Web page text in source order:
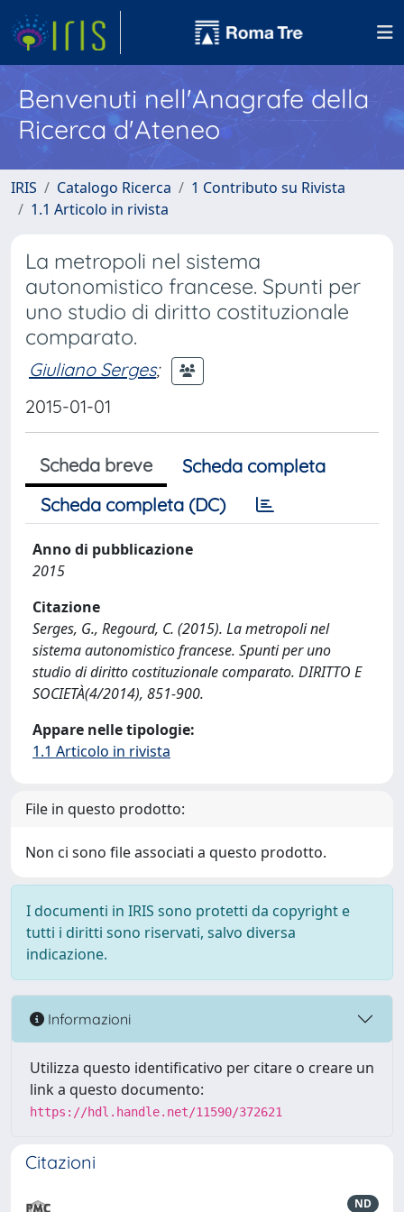
Benvenuti nell'Anagrafe della
Ricerca d'Ateneo
IRIS Catalogo Ricerca
1 Contributo su Rivista
1.1 Articolo in rivista
La metropoli nel sistema
autonomistico francese. Spunti per
uno studio di diritto costituzionale
comparato.
Giuliano Serges;
2015-01-01
Scheda breve
Scheda completa
Scheda completa (DC)
Anno di pubblicazione
2015
Citazione
Serges, G., Regourd, C. (2015). La metropoli nel
sistema autonomistico francese. Spunti per uno
studio di diritto costituzionale comparato. DIRITTO E
SOCIETÀ(4/2014), 851-900.
Appare nelle tipologie:
1.1 Articolo in rivista
File in questo prodotto:
Non ci sono file associati a questo prodotto.
I documenti in IRIS sono protetti da copyright e
tutti i diritti sono riservati, salvo diversa
indicazione.
Informazioni
Utilizza questo identificativo per citare o creare un
link a questo documento:
https://hdl.handle.net/11590/372621
Citazioni
ND